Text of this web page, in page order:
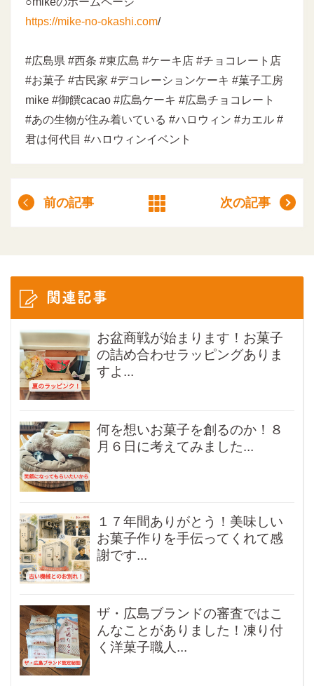
https://mike-no-okashi.com/
#広島県 #西条 #東広島 #ケーキ店 #チョコレート店
#お菓子 #古民家 #デコレーションケーキ #菓子工房
mike #御饌cacao #広島ケーキ #広島チョコレート
#あの生物が住み着いている #ハロウィン #カエル #
君は何代目 #ハロウィンイベント
前の記事 次の記事
関連記事
お盆商戦が始まります！お菓子
の詰め合わせラッピングありま
すよ...
何を想いお菓子を創るのか！８
月６日に考えてみました...
１７年間ありがとう！美味しい
お菓子作りを手伝ってくれて感
謝です...
ザ・広島ブランドの審査ではこ
んなことがありました！凍り付
く洋菓子職人...